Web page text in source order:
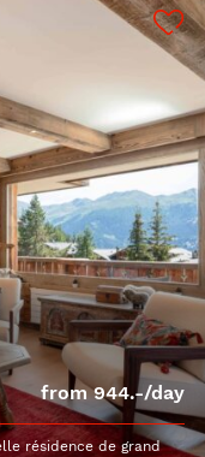
from 944.-/day
résidence de grand